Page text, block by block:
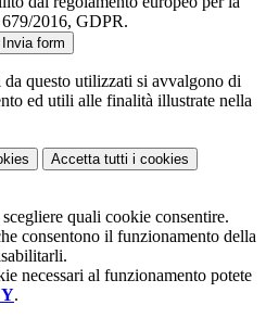
2016, GDPR.
Invia form
questo utilizzati si avvalgono di
ed utili alle finalità illustrate nella
Accetta tutti i cookies
quali cookie consentire.
consentono il funzionamento della
necessari al funzionamento potete
.